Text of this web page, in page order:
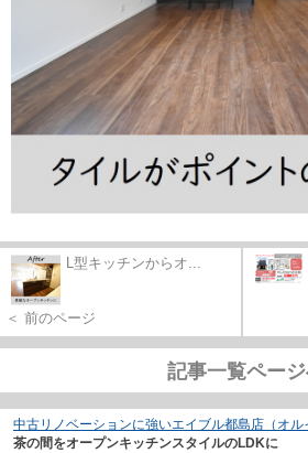
L型キッチンからオ...
＜ 前のページ
記事一覧ペー
中古リノベーションに強いエイブル都島店（オル
茶の間をオープンキッチンスタイルのLDKに